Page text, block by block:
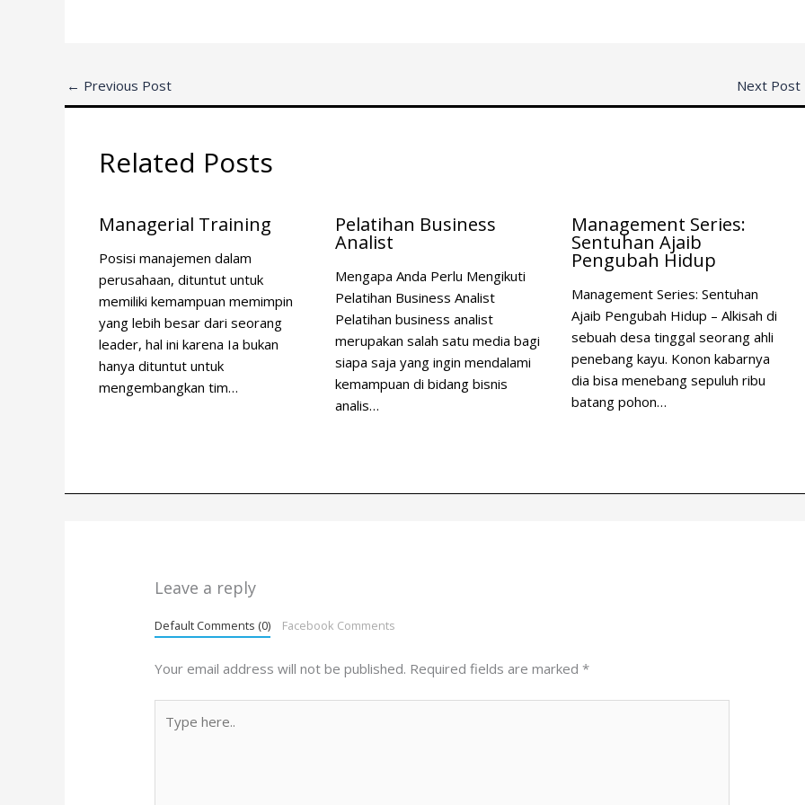
← Previous Post Next Post
Related Posts
Managerial Training
Posisi manajemen dalam
perusahaan, dituntut untuk
memiliki kemampuan memimpin
yang lebih besar dari seorang
leader, hal ini karena Ia bukan
hanya dituntut untuk
mengembangkan tim…
Pelatihan Business
Analist
Mengapa Anda Perlu Mengikuti
Pelatihan Business Analist
Pelatihan business analist
merupakan salah satu media bagi
siapa saja yang ingin mendalami
kemampuan di bidang bisnis
analis…
Management Series:
Sentuhan Ajaib
Pengubah Hidup
Management Series: Sentuhan
Ajaib Pengubah Hidup – Alkisah di
sebuah desa tinggal seorang ahli
penebang kayu. Konon kabarnya
dia bisa menebang sepuluh ribu
batang pohon…
Leave a reply
Default Comments (0) Facebook Comments
Your email address will not be published. Required fields are marked*
here..